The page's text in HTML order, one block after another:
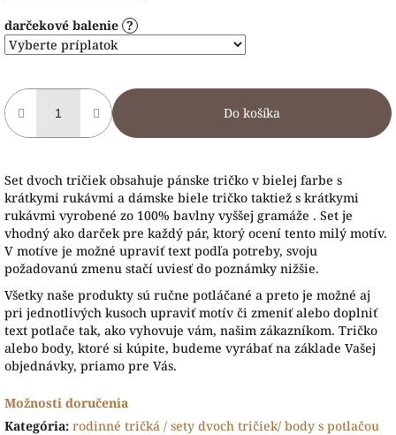
darčekové balenie ?
Do košíka
Set dvoch tričiek obsahuje pánske tričko v bielej farbe s
krátkymi rukávmi a dámske biele tričko taktiež s krátkymi
rukávmi vyrobené zo 100% bavlny vyššej gramáže . Set je
vhodný ako darček pre každý pár, ktorý ocení tento milý motív.
V motíve je možné upraviť text podľa potreby, svoju
požadovanú zmenu stačí uviesť do poznámky nižšie.
Všetky naše produkty sú ručne potláčané a preto je možné aj
pri jednotlivých kusoch upraviť motív či zmeniť alebo doplniť
text potlače tak, ako vyhovuje vám, našim zákazníkom. Tričko
alebo body, ktoré si kúpite, budeme vyrábať na základe Vašej
objednávky, priamo pre Vás.
Možnosti doručenia
Kategória: rodinné tričká / sety dvoch tričiek/ body s potlačou